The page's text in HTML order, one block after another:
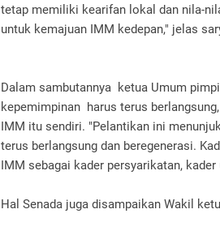
tetap memiliki kearifan lokal dan nila-
untuk kemajuan IMM kedepan," jelas
Dalam sambutannya ketua Umum
kepemimpinan harus terus
IMM itu sendiri. "Pelantikan ini
terus berlangsung dan beregenerasi.
IMM sebagai kader persyarikatan,
Hal Senada juga disampaikan Wakil